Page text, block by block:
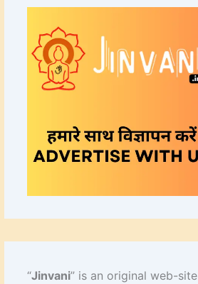
“Jinvani” is an original web-site